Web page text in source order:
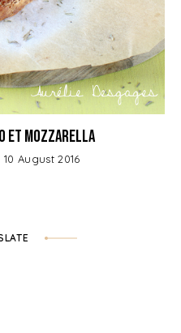
et Mozzarella
10 August 2016